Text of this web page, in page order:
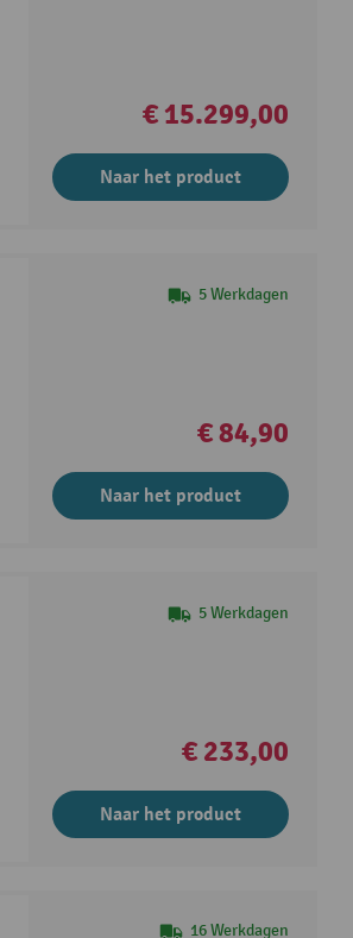
€ 15.299,00
Naar het product
5 Werkdagen
€ 84,90
Naar het product
5 Werkdagen
€ 233,00
Naar het product
16 Werkdagen